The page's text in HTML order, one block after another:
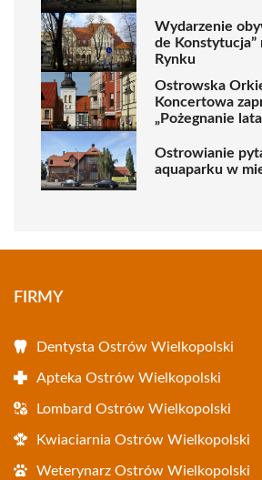
Wydarzenie
de
Rynku
Ostrowska
Koncertowa
„Pożegnanie
Ostrowianie
aquaparku w
FIRMY
Dentysta Ostrów Wielkopolski
Apteka Ostrów Wielkopolski
Lombard Ostrów Wielkopolski
Kwiaciarnia Ostrów Wielkopolski
Weterynarz Ostrów Wielkopolski